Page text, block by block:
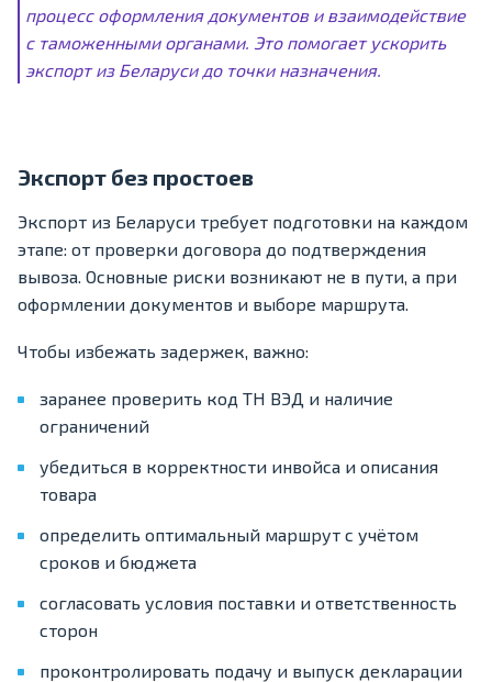
процесс оформления документов и взаимодействие
с таможенными органами. Это помогает ускорить
экспорт из Беларуси до точки назначения.
Экспорт без простоев
Экспорт из Беларуси требует подготовки на каждом
этапе: от проверки договора до подтверждения
вывоза. Основные риски возникают не в пути, а при
оформлении документов и выборе маршрута.
Чтобы избежать задержек, важно:
заранее проверить код ТН ВЭД и наличие
ограничений
убедиться в корректности инвойса и описания
товара
определить оптимальный маршрут с учётом
сроков и бюджета
согласовать условия поставки и ответственность
сторон
проконтролировать подачу и выпуск декларации